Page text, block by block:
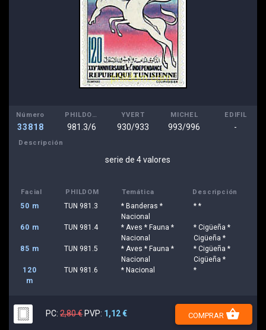
Número
33818
PHILDOM
981.3/6
YVERT
930/933
MICHEL
993/996
EDIFIL
-
Descripción
serie de 4 valores
Facial PHILDOM Temática Descripción
50 m TUN 981.3
* Banderas *
Nacional
* *
60 m TUN 981.4
* Aves * Fauna *
Nacional
* Cigüeña *
Cigüeña *
85 m
TUN 981.5
* Aves * Fauna *
Nacional
* Cigüeña *
Cigüeña *
120
m
TUN 981.6 * Nacional *
PC: 2,80 € PVP: 1,12 € COMPRAR shopping_basket